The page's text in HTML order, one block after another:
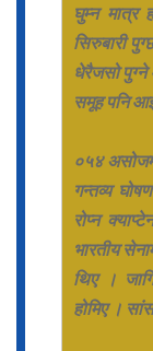
घुम्न मात्र
सिरुबारी
धेरैजसो पुग्ने
समूह पनि
०५४
गन्तव्य
रोप्न
भारतीय
थिए ।
होमिए ।